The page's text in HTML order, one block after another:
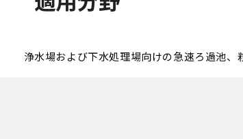
浄水場および下水処理場向けの急速ろ過池、